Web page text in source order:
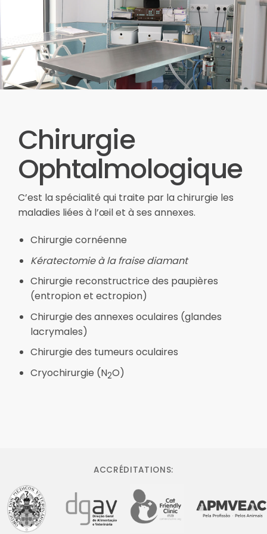
Chirurgie
Ophtalmologique
C’est la spécialité qui traite par la chirurgie les
maladies liées à l’œil et à ses annexes.
Chirurgie cornéenne
Kératectomie à la fraise diamant
Chirurgie reconstructrice des paupières
(entropion et ectropion)
Chirurgie des annexes oculaires (glandes
lacrymales)
Chirurgie des tumeurs oculaires
Cryochirurgie (N2O)
ACCRÉDITATIONS: